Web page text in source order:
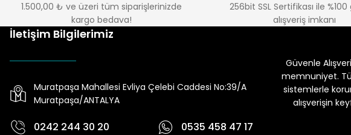
1.500,00 ₺ ve üzeri tüm siparişlerinizde
kargo bedava!
256bit SSL Sertifikası ile
alışveriş imkanı
İletişim Bilgilerimiz
Muratpaşa Mahallesi Evliya Çelebi Caddesi No:39/A
Muratpaşa/ANTALYA
0242 244 30 20
0535 458 47 17
Güvenle
memnuniyet.
sistemlerle
alışverişin